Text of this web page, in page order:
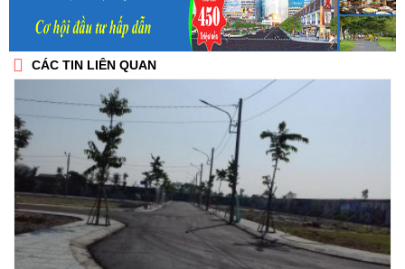
CÁC TIN LIÊN QUAN